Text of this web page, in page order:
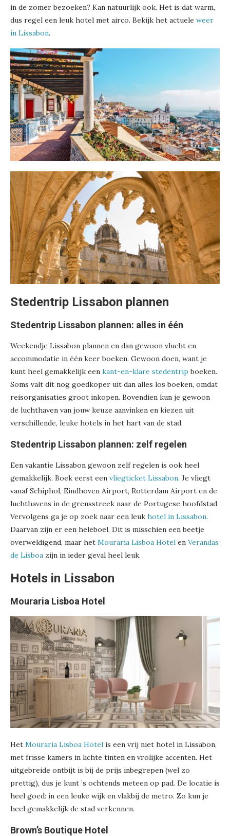
in de zomer bezoeken? Kan natuurlijk ook. Het is dat warm,
dus regel een leuk hotel met airco. Bekijk het actuele weer
in Lissabon.
Stedentrip Lissabon plannen
Stedentrip Lissabon plannen: alles in één
Weekendje Lissabon plannen en dan gewoon vlucht en
accommodatie in één keer boeken. Gewoon doen, want je
kunt heel gemakkelijk een kant-en-klare stedentrip boeken.
Soms valt dit nog goedkoper uit dan alles los boeken, omdat
reisorganisaties groot inkopen. Bovendien kun je gewoon
de luchthaven van jouw keuze aanvinken en kiezen uit
verschillende, leuke hotels in het hart van de stad.
Stedentrip Lissabon plannen: zelf regelen
Een vakantie Lissabon gewoon zelf regelen is ook heel
gemakkelijk. Boek eerst een vliegticket Lissabon. Je vliegt
vanaf Schiphol, Eindhoven Airport, Rotterdam Airport en de
luchthavens in de grensstreek naar de Portugese hoofdstad.
Vervolgens ga je op zoek naar een leuk hotel in Lissabon.
Daarvan zijn er een heleboel. Dit is misschien een beetje
overweldigend, maar het Mouraria Lisboa Hotel en Verandas
de Lisboa zijn in ieder geval heel leuk.
Hotels in Lissabon
Mouraria Lisboa Hotel
Het Mouraria Lisboa Hotel is een vrij niet hotel in Lissabon,
met frisse kamers in lichte tinten en vrolijke accenten. Het
uitgebreide ontbijt is bij de prijs inbegrepen (wel zo
prettig), dus je kunt ’s ochtends meteen op pad. De locatie is
heel goed: in een leuke wijk en vlakbij de metro. Zo kun je
heel gemakkelijk de stad verkennen.
Brown’s Boutique Hotel